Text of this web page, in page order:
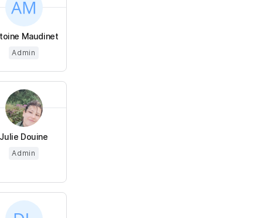
Maudinet
Admin
Julie Douine
Admin